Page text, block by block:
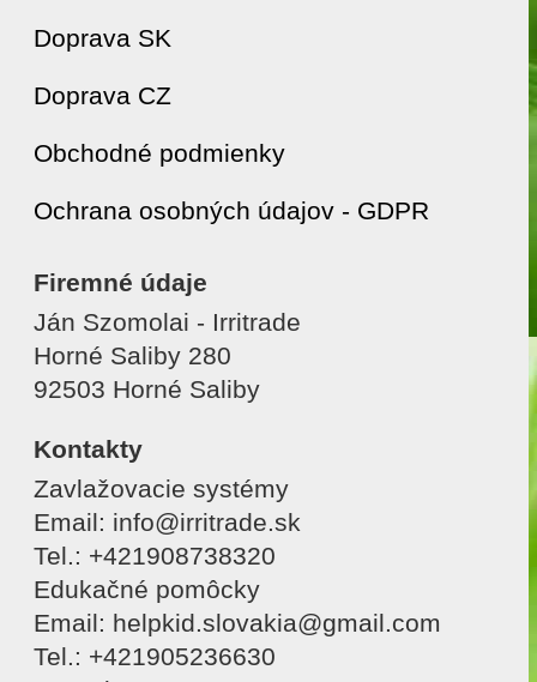
Doprava SK
Doprava CZ
Obchodné podmienky
Ochrana osobných údajov - GDPR
Firemné údaje
Ján Szomolai - Irritrade
Horné Saliby 280
92503 Horné Saliby
Kontakty
Zavlažovacie systémy
Email: info@irritrade.sk
Tel.: +421908738320
Edukačné pomôcky
Email: helpkid.slovakia@gmail.com
Tel.: +421905236630